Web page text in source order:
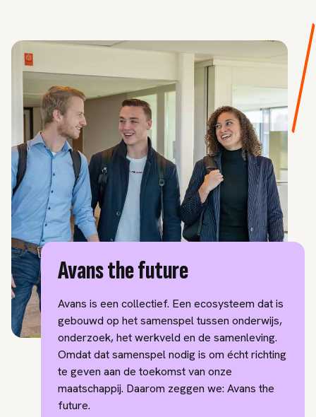
Avans the future
Avans is een collectief. Een ecosysteem dat is
gebouwd op het samenspel tussen onderwijs,
onderzoek, het werkveld en de samenleving.
Omdat dat samenspel nodig is om écht richting
te geven aan de toekomst van onze
maatschappij. Daarom zeggen we: Avans the
future.